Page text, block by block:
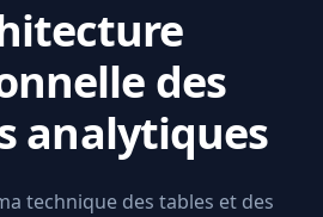
des
analytiques
technique des tables et des